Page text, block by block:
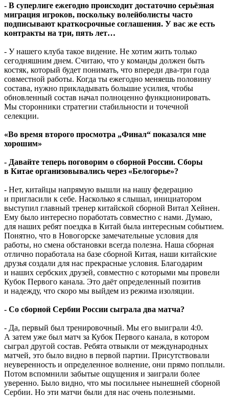
- В суперлиге ежегодно происходит достаточно серьёзная
миграция игроков, поскольку волейболисты часто
подписывают краткосрочные соглашения. У вас же есть
контракты на три, пять лет…
- У нашего клуба такое видение. Не хотим жить только
сегодняшним днем. Считаю, что у команды должен быть
костяк, который будет понимать, что впереди два-три года
совместной работы. Когда ты ежегодно меняешь половину
состава, нужно прикладывать большие усилия, чтобы
обновленный состав начал полноценно функционировать.
Мы сторонники стратегии стабильности и точечной
селекции.
«Во время второго просмотра „Финал“ показался мне
хорошим»
- Давайте теперь поговорим о сборной России. Сборы
в Китае организовывались через «Белогорье»?
- Нет, китайцы напрямую вышли на нашу федерацию
и пригласили к себе. Насколько я слышал, инициатором
выступил главный тренер китайской сборной Витал Хейнен.
Ему было интересно поработать совместно с нами. Думаю,
для наших ребят поездка в Китай была интересным событием.
Понятно, что в Новогорске замечательные условия для
работы, но смена обстановки всегда полезна. Наша сборная
отлично поработала на базе сборной Китая, наши китайские
друзья создали для нас прекрасные условия. Благодарим
и наших сербских друзей, совместно с которыми мы провели
Кубок Первого канала. Это даёт определенный позитив
и надежду, что скоро мы выйдем из режима изоляции.
- Со сборной Сербии России сыграла два матча?
- Да, первый был тренировочный. Мы его выиграли 4:0.
А затем уже был матч за Кубок Первого канала, в котором
сыграл другой состав. Ребята отвыкли от международных
матчей, это было видно в первой партии. Присутствовали
неуверенность и определенное волнение, они прямо поплыли.
Потом вспомнили забытые ощущения и заиграли более
уверенно. Было видно, что мы посильнее нынешней сборной
Сербии. Но эти матчи были для нас очень полезными.